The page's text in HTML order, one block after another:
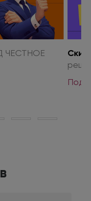
ЧЕСТНОЕ